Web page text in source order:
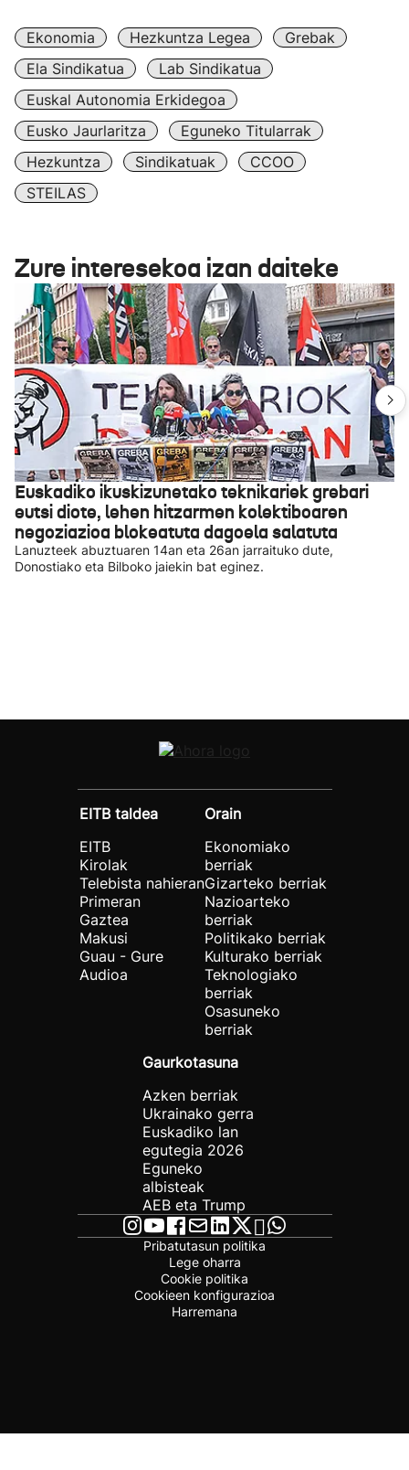
Ekonomia Hezkuntza Legea
Grebak
Ela Sindikatua
Lab Sindikatua
Euskal Autonomia Erkidegoa
Eusko Jaurlaritza
Eguneko Titularrak
Hezkuntza
Sindikatuak
CCOO
STEILAS
Zure interesekoa izan daiteke
Euskadiko ikuskizunetako teknikariek grebari
eutsi diote, lehen hitzarmen kolektiboaren
negoziazioa blokeatuta dagoela salatuta
Lanuzteek abuztuaren 14an eta 26an jarraituko dute,
Donostiako eta Bilboko jaiekin bat eginez.
EITB taldea
EITB
Kirolak
Telebista nahieran
Primeran
Gaztea
Makusi
Guau - Gure
Audioa
Orain
Ekonomiako
berriak
Gizarteko berriak
Nazioarteko
berriak
Politikako berriak
Kulturako berriak
Teknologiako
berriak
Osasuneko
berriak
Gaurkotasuna
Azken berriak
Ukrainako gerra
Euskadiko lan
egutegia 2026
Eguneko
albisteak
AEB eta Trump
Pribatutasun politika
Lege oharra
Cookie politika
Cookieen konfigurazioa
Harremana